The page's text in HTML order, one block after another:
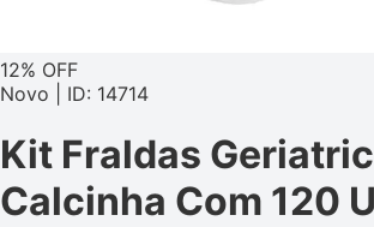
12% OFF
Novo | ID: 14714
Kit Fraldas
Calcinha Com 120